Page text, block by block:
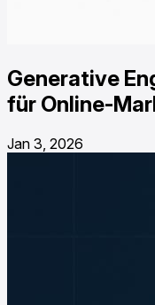
Generative
für Online-
Jan 3, 2026